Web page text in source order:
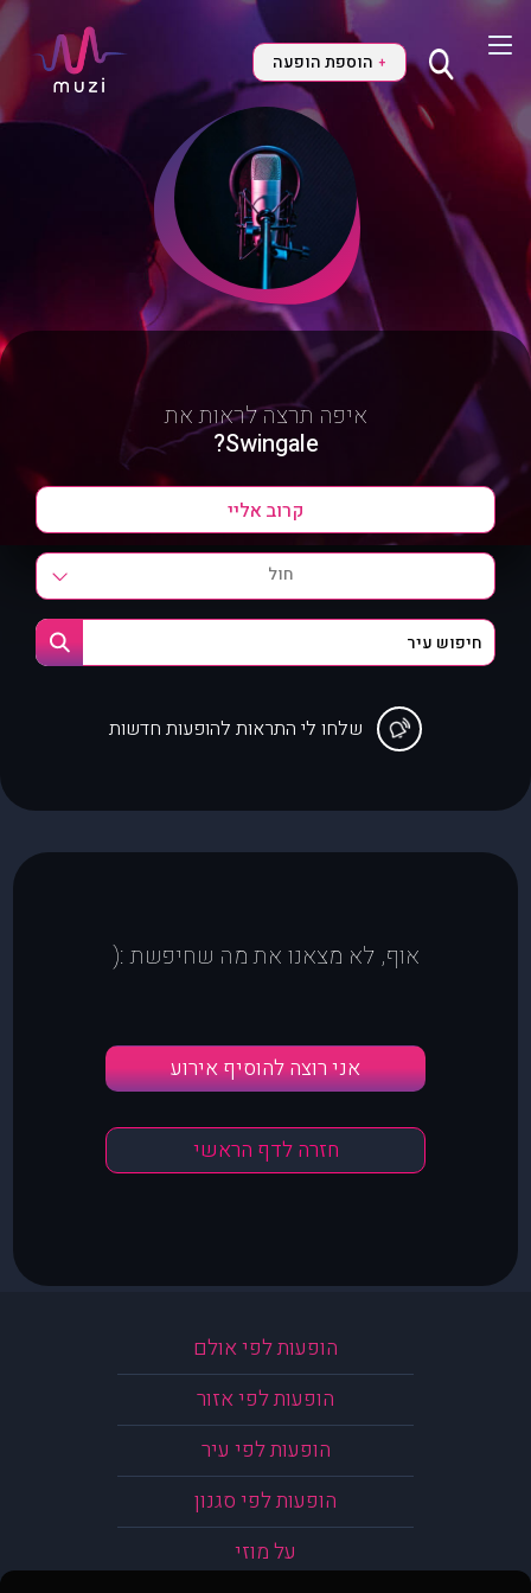
+ הוספת הופעה
איפה תרצה לראות את
Swingale?
חול
שלחו לי התראות להופעות חדשות
אוף, לא מצאנו את מה שחיפשת :(
אני רוצה להוסיף אירוע
חזרה לדף הראשי
הופעות לפי אולם
הופעות לפי אזור
הופעות לפי עיר
הופעות לפי סגנון
על מוזי